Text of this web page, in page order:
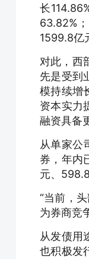
长
63.82%
1599.8亿
对此，西
先是受到
模持续增
资本实力
融资具备
从单家公
券，年内
元、598.8
“当前，
为券商竞
从发债用
也积极发